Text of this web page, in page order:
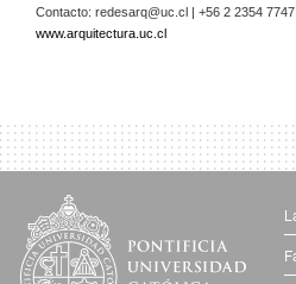
Contacto: redesarq@uc.cl
| +56 2 2354 7747
www.arquitectura.uc.cl